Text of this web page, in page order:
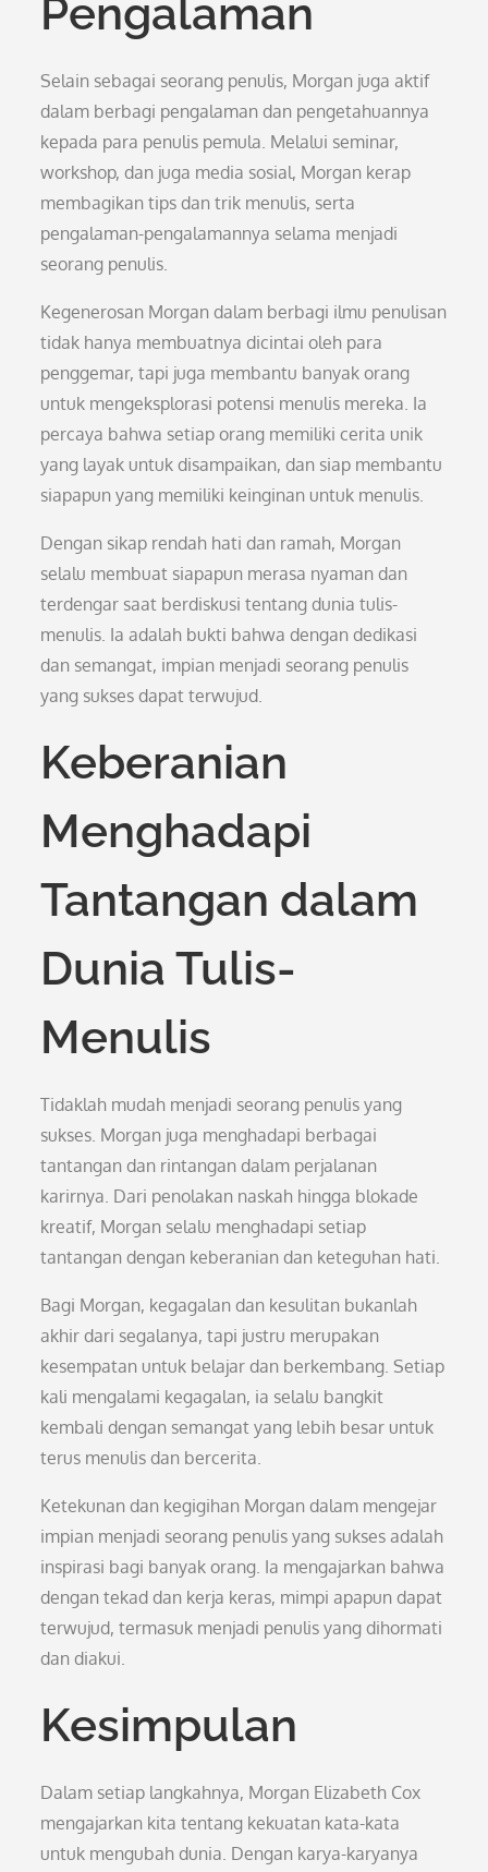
Pengalaman
Selain sebagai seorang penulis, Morgan juga aktif
dalam berbagi pengalaman dan pengetahuannya
kepada para penulis pemula. Melalui seminar,
workshop, dan juga media sosial, Morgan kerap
membagikan tips dan trik menulis, serta
pengalaman-pengalamannya selama menjadi
seorang penulis.
Kegenerosan Morgan dalam berbagi ilmu penulisan
tidak hanya membuatnya dicintai oleh para
penggemar, tapi juga membantu banyak orang
untuk mengeksplorasi potensi menulis mereka. Ia
percaya bahwa setiap orang memiliki cerita unik
yang layak untuk disampaikan, dan siap membantu
siapapun yang memiliki keinginan untuk menulis.
Dengan sikap rendah hati dan ramah, Morgan
selalu membuat siapapun merasa nyaman dan
terdengar saat berdiskusi tentang dunia tulis-
menulis. Ia adalah bukti bahwa dengan dedikasi
dan semangat, impian menjadi seorang penulis
yang sukses dapat terwujud.
Keberanian
Menghadapi
Tantangan dalam
Dunia Tulis-
Menulis
Tidaklah mudah menjadi seorang penulis yang
sukses. Morgan juga menghadapi berbagai
tantangan dan rintangan dalam perjalanan
karirnya. Dari penolakan naskah hingga blokade
kreatif, Morgan selalu menghadapi setiap
tantangan dengan keberanian dan keteguhan hati.
Bagi Morgan, kegagalan dan kesulitan bukanlah
akhir dari segalanya, tapi justru merupakan
kesempatan untuk belajar dan berkembang. Setiap
kali mengalami kegagalan, ia selalu bangkit
kembali dengan semangat yang lebih besar untuk
terus menulis dan bercerita.
Ketekunan dan kegigihan Morgan dalam mengejar
impian menjadi seorang penulis yang sukses adalah
inspirasi bagi banyak orang. Ia mengajarkan bahwa
dengan tekad dan kerja keras, mimpi apapun dapat
terwujud, termasuk menjadi penulis yang dihormati
dan diakui.
Kesimpulan
Dalam setiap langkahnya, Morgan Elizabeth Cox
mengajarkan kita tentang kekuatan kata-kata
untuk mengubah dunia. Dengan karya-karyanya